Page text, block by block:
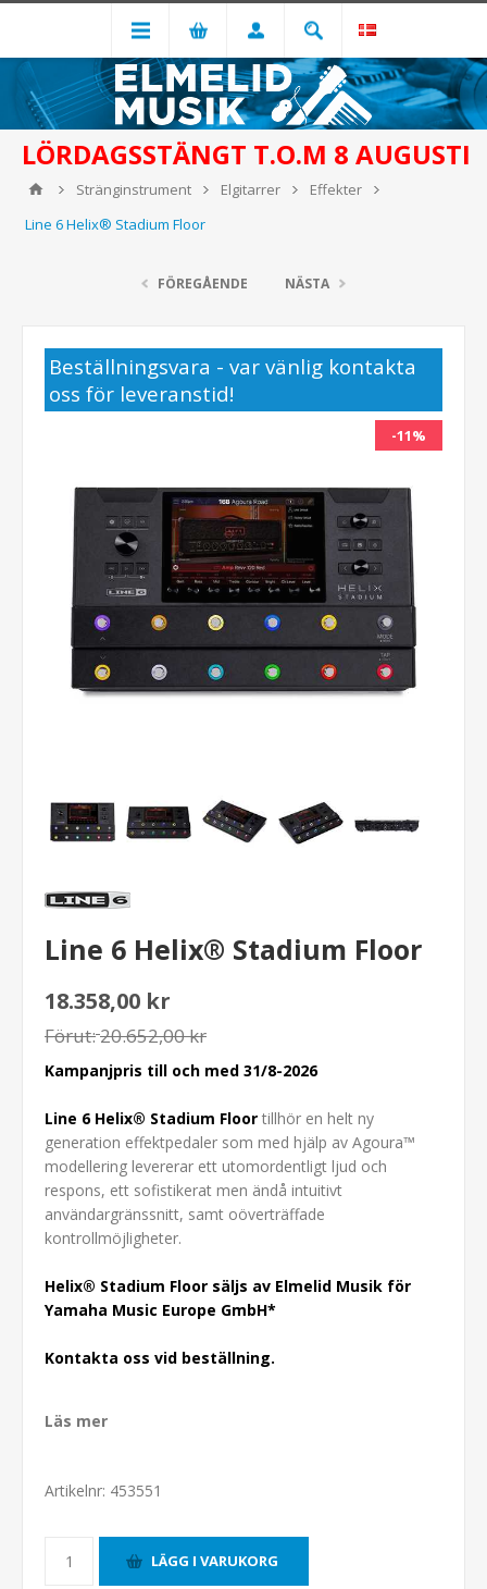
LÖRDAGSSTÄNGT T.O.M 8 AUGUSTI
Stränginstrument Elgitarrer
Effekter
Line 6 Helix® Stadium Floor
FÖREGÅENDE NÄSTA
Beställningsvara - var vänlig kontakta
oss för leveranstid!
-11%
Line 6 Helix® Stadium Floor
18.358,00 kr
Förut:20.652,00 kr
Kampanjpris till och med 31/8-2026
Line 6 Helix® Stadium Floor tillhör en helt ny
generation effektpedaler som med hjälp av Agoura™
modellering levererar ett utomordentligt ljud och
respons, ett sofistikerat men ändå intuitivt
användargränssnitt, samt oöverträffade
kontrollmöjligheter.
Helix® Stadium Floor säljs av Elmelid Musik för
Yamaha Music Europe GmbH*
Kontakta oss vid beställning.
Läs mer
Artikelnr: 453551